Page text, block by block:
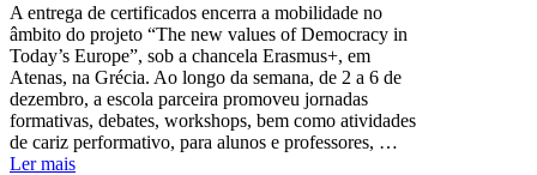
A entrega de certificados encerra a mobilidade no
âmbito do projeto “The new values of Democracy in
Today’s Europe”, sob a chancela Erasmus+, em
Atenas, na Grécia. Ao longo da semana, de 2 a 6 de
dezembro, a escola parceira promoveu jornadas
formativas, debates, workshops, bem como atividades
de cariz performativo, para alunos e professores, …
Ler mais